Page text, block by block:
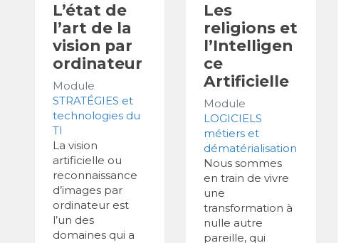
L’état de
l’art de la
vision par
ordinateur
Module
STRATÉGIES et
technologies du
TI
La vision
artificielle ou
reconnaissance
d’images par
ordinateur est
l’un des
domaines qui a
Les
religions et
l’Intelligen
ce
Artificielle
Module
LOGICIELS
métiers et
dématérialisation
Nous sommes
en train de vivre
une
transformation à
nulle autre
pareille, qui